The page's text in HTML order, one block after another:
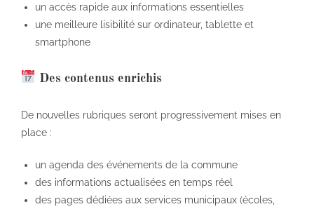
un accès rapide aux informations essentielles
une meilleure lisibilité sur ordinateur, tablette et
smartphone
Des contenus enrichis
De nouvelles rubriques seront progressivement mises en
place :
un agenda des événements de la commune
des informations actualisées en temps réel
des pages dédiées aux services municipaux (écoles,